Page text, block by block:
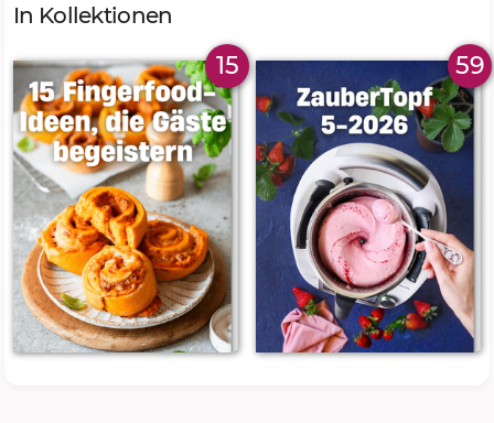
In Kollektionen
15 59